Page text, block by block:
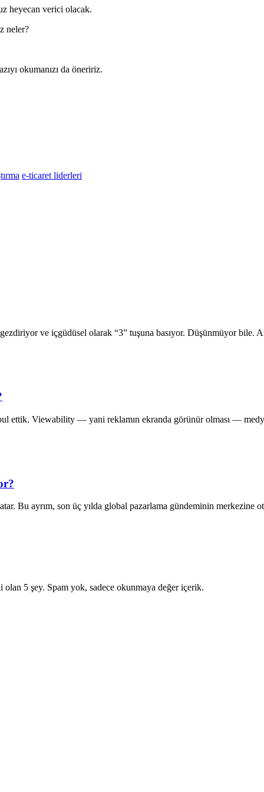
heyecan verici olacak.
neler?
okumanızı da öneririz.
e-ticaret liderleri
ve içgüdüsel olarak “3” tuşuna basıyor. Düşünmüyor
ettik. Viewability — yani reklamın ekranda görünür olması —
Bu ayrım, son üç yılda global pazarlama gündeminin
5 şey. Spam yok, sadece okunmaya değer içerik.